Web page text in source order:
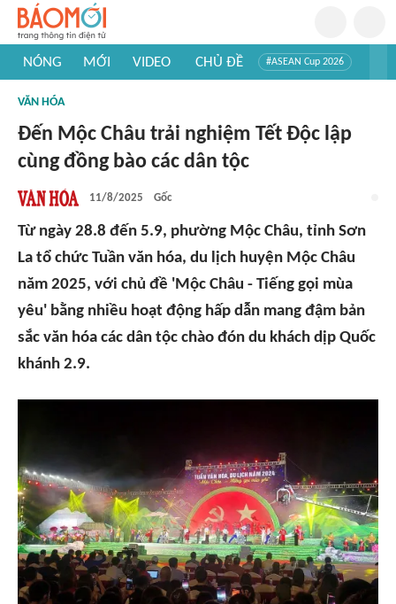
NÓNG MỚI VIDEO CHỦ ĐỀ #ASEAN Cup 2026
#Khám phá thế giới
VĂN HÓA
Đến Mộc Châu trải nghiệm Tết Độc lập
cùng đồng bào các dân tộc
11/8/2025 Gốc
Từ ngày 28.8 đến 5.9, phường Mộc Châu, tỉnh Sơn
La tổ chức Tuần văn hóa, du lịch huyện Mộc Châu
năm 2025, với chủ đề 'Mộc Châu - Tiếng gọi mùa
yêu' bằng nhiều hoạt động hấp dẫn mang đậm bản
sắc văn hóa các dân tộc chào đón du khách dịp Quốc
khánh 2.9.